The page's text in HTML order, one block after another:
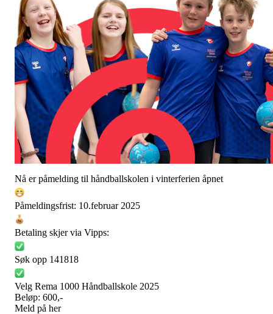
Nå er påmelding til håndballskolen i vinterferien åpnet
Påmeldingsfrist: 10.februar 2025
Betaling skjer via Vipps:
Søk opp 141818
Velg Rema 1000 Håndballskole 2025
Beløp: 600,-
Meld på her